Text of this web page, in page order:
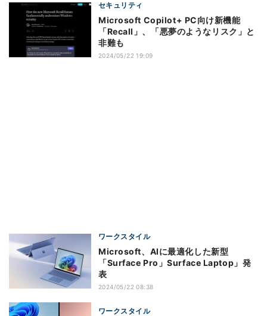
セキュリティ
Microsoft Copilot+ PC向け新機能
「Recall」、「悪夢のようなリスク」と
非難も
2024/05/22 19:09
ワークスタイル
Microsoft、AIに最適化した新型
「Surface Pro」Surface Laptop」発
表
2024/05/22 08:38
ワークスタイル